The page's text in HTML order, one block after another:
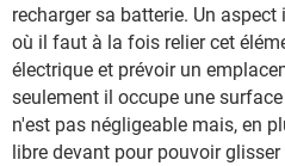
recharger sa batterie. Un
où il faut à la fois relier cet
électrique et prévoir un
seulement il occupe une
n'est pas négligeable mais, en
libre devant pour pouvoir